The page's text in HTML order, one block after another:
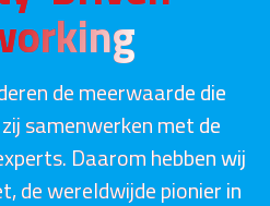
de meerwaarde die
samenwerken met de
Daarom hebben wij
de wereldwijde pionier in